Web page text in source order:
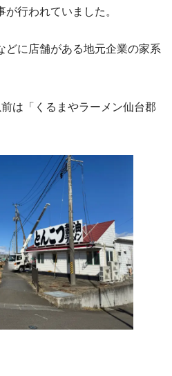
行われていました。
どに店舗がある地元企業の家系
は「くるまやラーメン仙台郡